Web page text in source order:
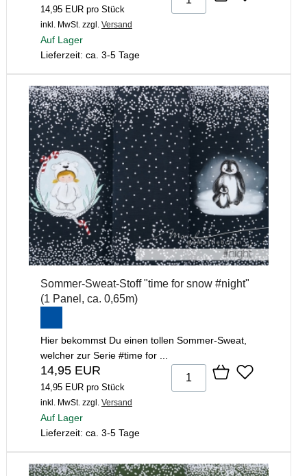
14,95 EUR pro Stück
inkl. MwSt. zzgl. Versand
Auf Lager
Lieferzeit: ca. 3-5 Tage
Sommer-Sweat-Stoff "time for snow #night"
(1 Panel, ca. 0,65m)
Hier bekommst Du einen tollen Sommer-Sweat,
welcher zur Serie #time for ...
14,95 EUR
14,95 EUR pro Stück
inkl. MwSt. zzgl. Versand
Auf Lager
Lieferzeit: ca. 3-5 Tage